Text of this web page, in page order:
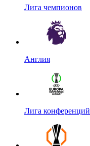
Лига чемпионов
Англия
Лига конференций